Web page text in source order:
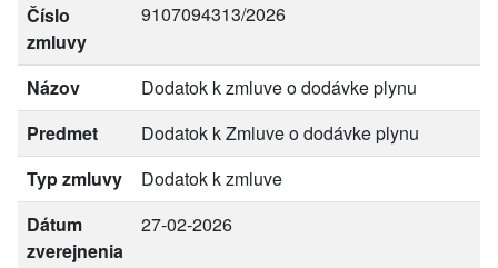
Číslo
zmluvy
9107094313/2026
Názov
Dodatok k zmluve o dodávke plynu
Predmet
Dodatok k Zmluve o dodávke plynu
Typ zmluvy
Dodatok k zmluve
Dátum
zverejnenia
27-02-2026